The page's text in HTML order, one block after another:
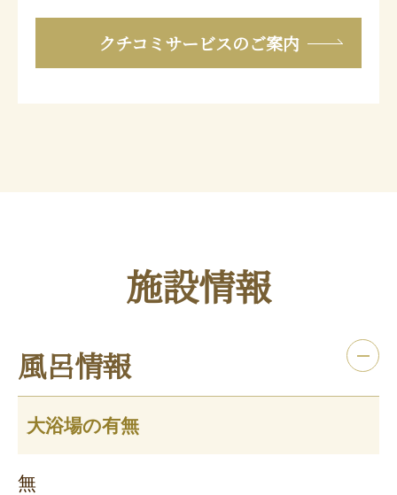
クチコミサービスのご案内
施設情報
風呂情報
大浴場の有無
無